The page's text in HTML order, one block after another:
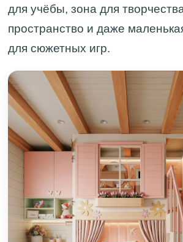
для учёбы, зона для
пространство и даже
для сюжетных игр.